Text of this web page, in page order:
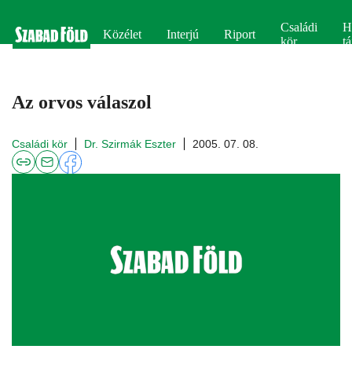
Közélet Interjú Riport
Családi
kör
Az orvos válaszol
Családi kör Dr. Szirmák Eszter 2005. 07. 08.